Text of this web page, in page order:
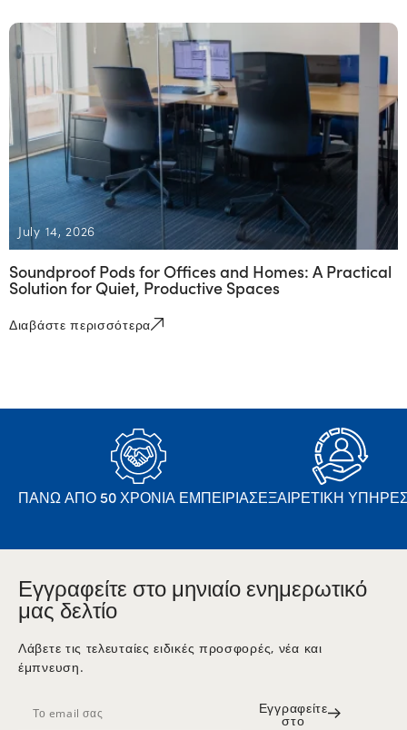
July 14, 2026
Soundproof Pods for Offices and Homes: A Practical
Solution for Quiet, Productive Spaces
Διαβάστε περισσότερα
ΠΆΝΩ ΑΠΌ 50 ΧΡΌΝΙΑ ΕΜΠΕΙΡΊΑΣΕΞΑΙΡΕΤΙΚΉ
Εγγραφείτε στο μηνιαίο ενημερωτικό
μας δελτίο
Λάβετε τις τελευταίες ειδικές προσφορές, νέα και
έμπνευση.
Εγγραφείτε
στο